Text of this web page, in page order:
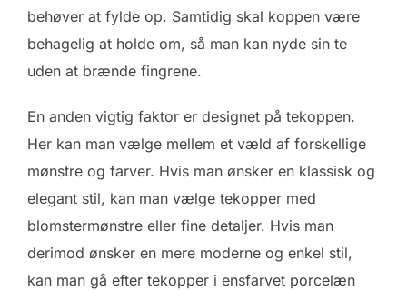
behøver at fylde op. Samtidig skal koppen være
behagelig at holde om, så man kan nyde sin te
uden at brænde fingrene.
En anden vigtig faktor er designet på tekoppen.
Her kan man vælge mellem et væld af forskellige
mønstre og farver. Hvis man ønsker en klassisk og
elegant stil, kan man vælge tekopper med
blomstermønstre eller fine detaljer. Hvis man
derimod ønsker en mere moderne og enkel stil,
kan man gå efter tekopper i ensfarvet porcelæn